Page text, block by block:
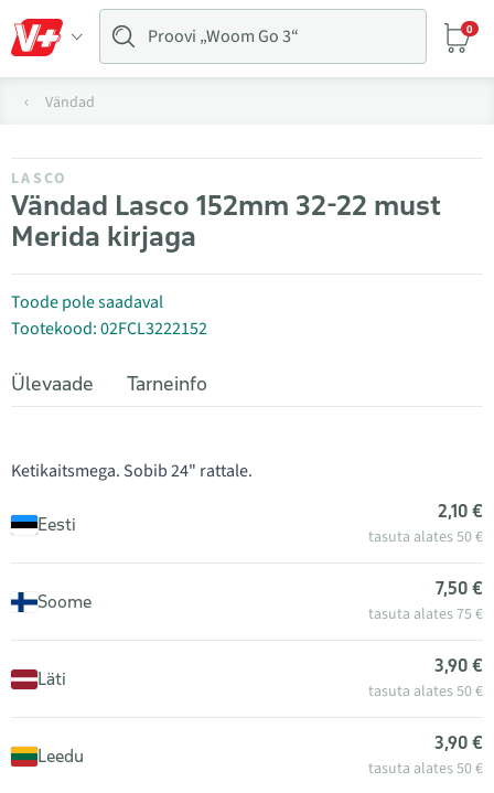
0
Vändad
LASCO
Vändad Lasco 152mm 32-22 must
Merida kirjaga
Toode pole saadaval
Tootekood: 02FCL3222152
Ülevaade Tarneinfo
Ketikaitsmega. Sobib 24" rattale.
Eesti
2,10 €
tasuta alates 50 €
Soome
7,50 €
tasuta alates 75 €
Läti
3,90 €
tasuta alates 50 €
Leedu
3,90 €
tasuta alates 50 €